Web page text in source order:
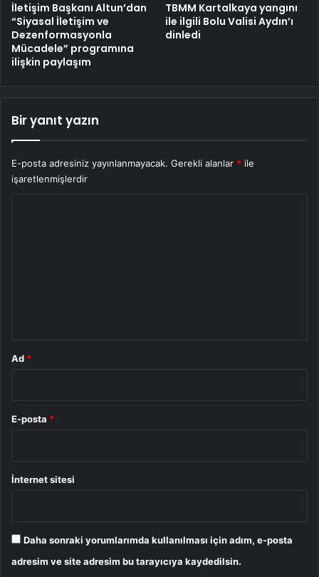
İletişim Başkanı Altun’dan
“Siyasal İletişim ve
Dezenformasyonla
Mücadele” programına
ilişkin paylaşım
TBMM Kartalkaya yangını
ile ilgili Bolu Valisi Aydın’ı
dinledi
Bir yanıt yazın
E-posta adresiniz yayınlanmayacak. Gerekli alanlar * ile
işaretlenmişlerdir
Ad *
E-posta *
İnternet sitesi
Daha sonraki yorumlarımda kullanılması için adım, e-posta
adresim ve site adresim bu tarayıcıya kaydedilsin.